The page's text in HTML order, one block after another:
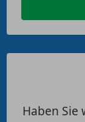
Haben Sie